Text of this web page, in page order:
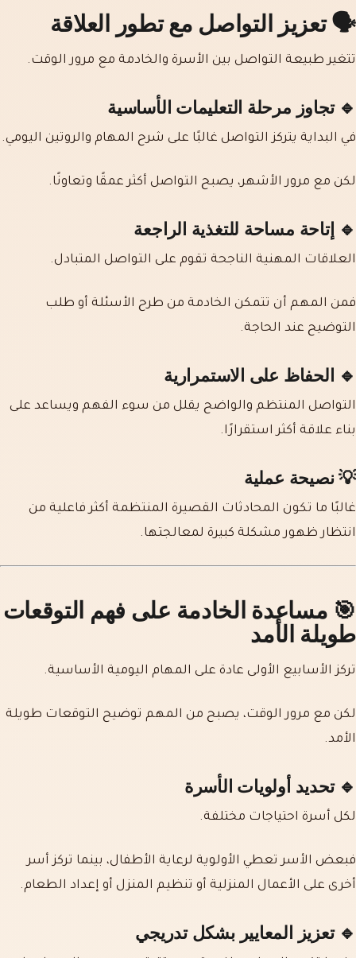
🗣️ تعزيز التواصل مع تطور العلاقة
تتغير طبيعة التواصل بين الأسرة والخادمة مع مرور الوقت.
🔹 تجاوز مرحلة التعليمات الأساسية
في البداية يتركز التواصل غالبًا على شرح المهام والروتين اليومي.
لكن مع مرور الأشهر، يصبح التواصل أكثر عمقًا وتعاونًا.
🔹 إتاحة مساحة للتغذية الراجعة
العلاقات المهنية الناجحة تقوم على التواصل المتبادل.
فمن المهم أن تتمكن الخادمة من طرح الأسئلة أو طلب
التوضيح عند الحاجة.
🔹 الحفاظ على الاستمرارية
التواصل المنتظم والواضح يقلل من سوء الفهم ويساعد على
بناء علاقة أكثر استقرارًا.
💡 نصيحة عملية
غالبًا ما تكون المحادثات القصيرة المنتظمة أكثر فاعلية من
انتظار ظهور مشكلة كبيرة لمعالجتها.
🎯 مساعدة الخادمة على فهم التوقعات
طويلة الأمد
تركز الأسابيع الأولى عادة على المهام اليومية الأساسية.
لكن مع مرور الوقت، يصبح من المهم توضيح التوقعات طويلة
الأمد.
🔹 تحديد أولويات الأسرة
لكل أسرة احتياجات مختلفة.
فبعض الأسر تعطي الأولوية لرعاية الأطفال، بينما تركز أسر
أخرى على الأعمال المنزلية أو تنظيم المنزل أو إعداد الطعام.
🔹 تعزيز المعايير بشكل تدريجي